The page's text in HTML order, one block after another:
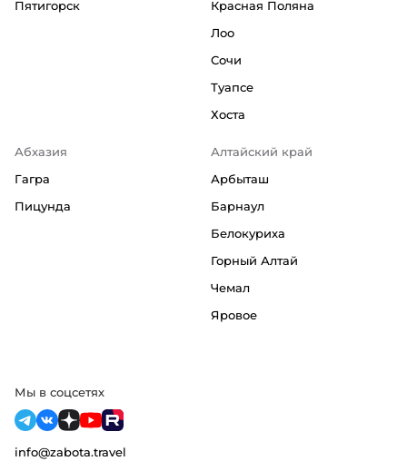
Пятигорск
Красная Поляна
Лоо
Сочи
Туапсе
Хоста
Абхазия
Гагра
Пицунда
Алтайский край
Арбыташ
Барнаул
Белокуриха
Горный Алтай
Чемал
Яровое
info@zabota.travel
Мы в соцсетях